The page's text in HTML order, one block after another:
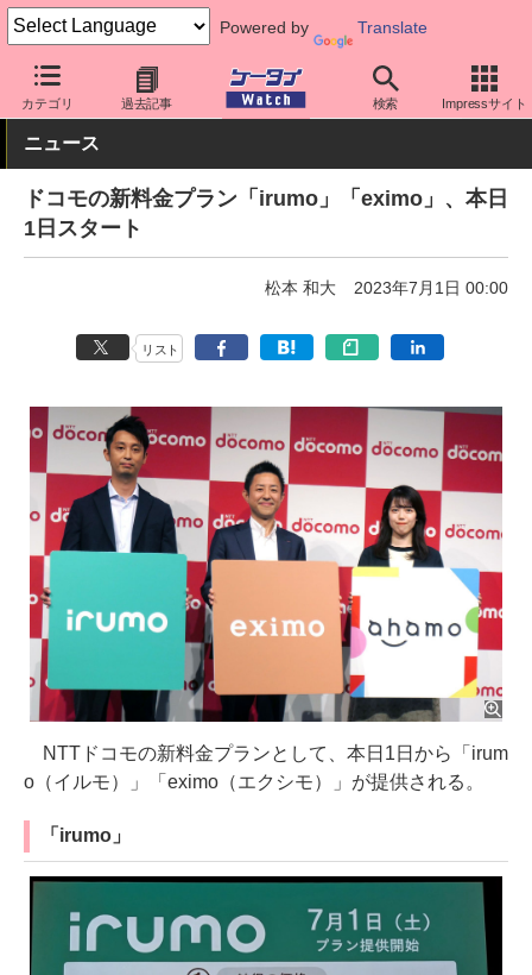
Powered by Translate
カテゴリ 過去記事 検索 Impressサイト
ケータイ Watch キャリア ドコモ 料金プラン・割引
ニュース
ドコモの新料金プラン「irumo」「eximo」、本日
1日スタート
松本 和大 2023年7月1日 00:00
リスト
NTTドコモの新料金プランとして、本日1日から「irum
o（イルモ）」「eximo（エクシモ）」が提供される。
「irumo」